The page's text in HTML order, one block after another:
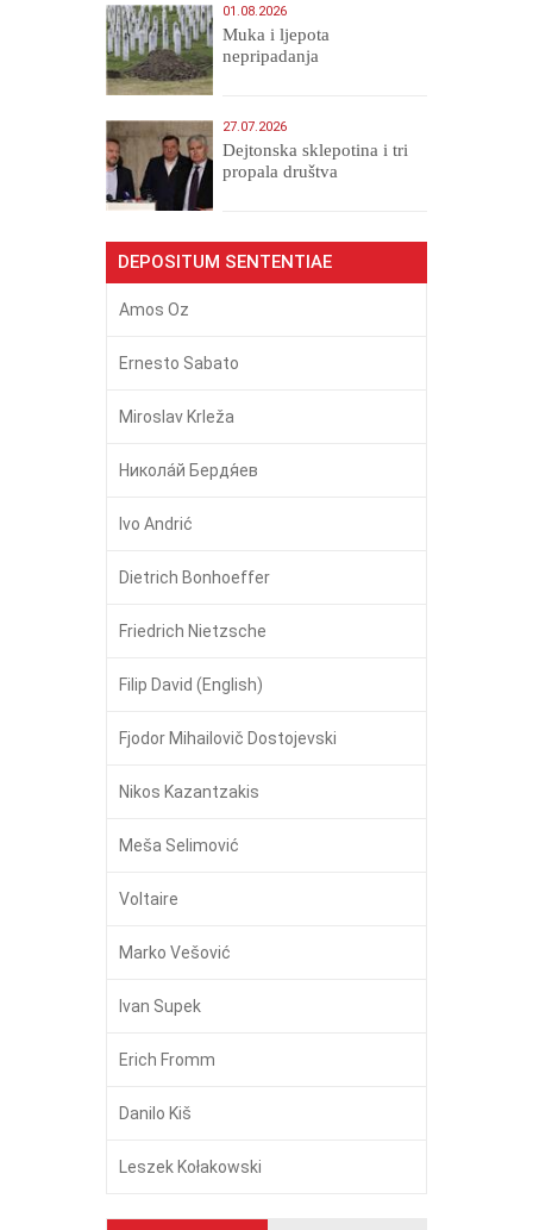
01.08.2026
Muka i ljepota
nepripadanja
27.07.2026
Dejtonska sklepotina i tri
propala društva
DEPOSITUM SENTENTIAE
Amos Oz
Ernesto Sabato
Miroslav Krleža
Никола́й Бердя́ев
Ivo Andrić
Dietrich Bonhoeffer
Friedrich Nietzsche
Filip David (English)
Fjodor Mihailovič Dostojevski
Nikos Kazantzakis
Meša Selimović
Voltaire
Marko Vešović
Ivan Supek
Erich Fromm
Danilo Kiš
Leszek Kołakowski